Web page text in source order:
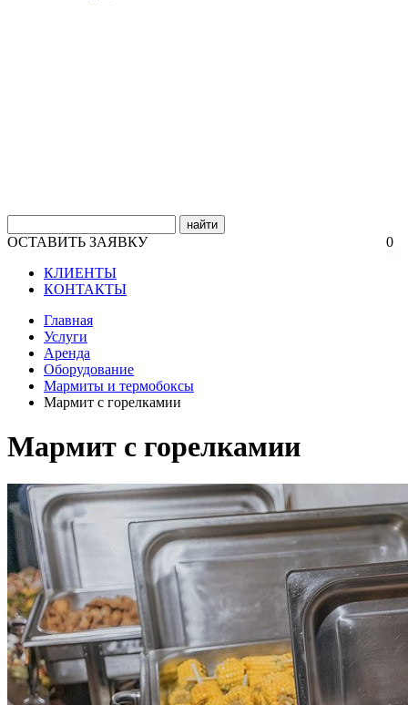
найти
0
ОСТАВИТЬ ЗАЯВКУ
КЛИЕНТЫ
КОНТАКТЫ
Главная
Услуги
Аренда
Оборудование
Мармиты и термобоксы
Мармит с горелкамии
Мармит с горелкамии